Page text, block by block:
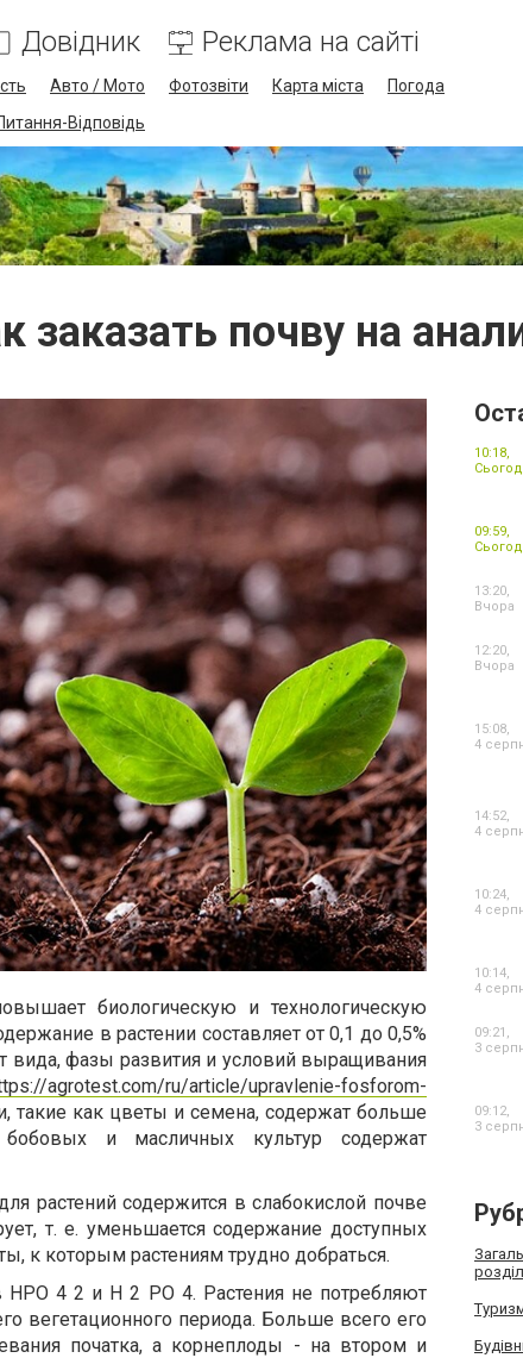
Довідник Реклама на сайті
Авто / Мото Фотозвіти Карта міста
Погода
Відповідь
почву на
биологическую и технологическую
в растении составляет от 0,1 до 0,5%
вида, фазы развития и условий выращивания
agrotest.com/ru/article/upravlenie-fosforom-
такие как цветы и семена, содержат больше
и масличных культур содержат
растений содержится в слабокислой почве
т. е. уменьшается содержание доступных
к которым растениям трудно добраться.
4 2 и H 2 PO 4. Растения не потребляют
вегетационного периода. Больше всего его
початка, а корнеплоды - на втором и
10:18,
09:59,
13:20,
Вчора
12:20,
Вчора
15:08,
4
14:52,
4
10:24,
4
10:14,
4
09:21,
3
09:12,
3
розділ